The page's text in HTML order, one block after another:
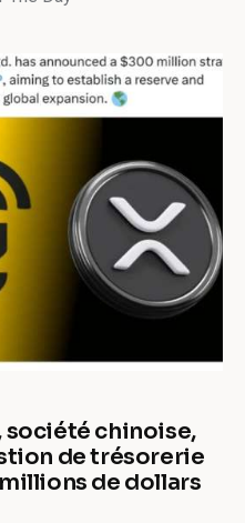
société chinoise,
de trésorerie
de dollars